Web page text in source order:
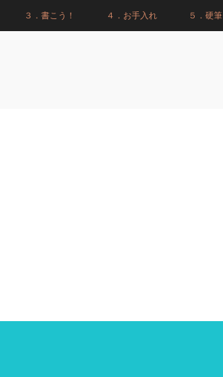
３．書こう！ ４．お手入れ ５．硬筆